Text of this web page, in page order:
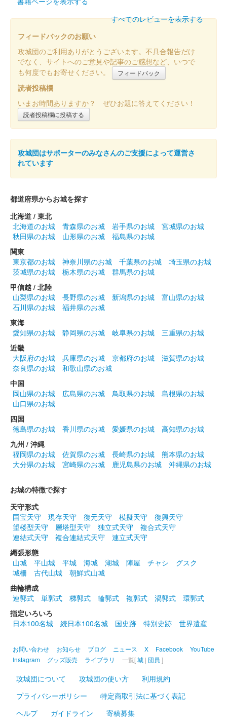
白石城 御城印 東北きりたん 冬版
販売終了
白石城 御城印 東北イタコ 冬版
白石城 御城印
販売終了
白石城 御朱印（登閣記念）
（巳）
販売終了
白石城 御城印
白石城 御城印 令和6年 鬼小十郎まつり記念 城写真版
販売終了
白石城 御城印
販売終了
白石城 御城印
白石城二ノ門に貯蔵しているSASA秋天を白石城歴史探訪ミュー
ジアムで購入すると付いてくる御城印。
白石城 御朱印（登閣記念）
（令和6年）
左右からたくさんの萩が伸びる形になっている。
白石城 御城印
白石城 御城印 東北きりたん 水着版
白石城 御城印 ずんだもん 水着版
すべてのレビューを表示する
フィードバックのお願い
攻城団のご利用ありがとうございます。不具合報告だけ
でなく、サイトへのご意見や記事のご感想など、いつで
も何度でもお寄せください。
フィードバック
読者投稿欄
いまお時間ありますか？ ぜひお題に答えてください！
読者投稿欄に投稿する
攻城団はサポーターのみなさんのご支援によって運営さ
れています
都道府県からお城を探す
北海道 / 東北
北海道のお城
青森県のお城 岩手県のお城
宮城県のお城
秋田県のお城
山形県のお城
福島県のお城
関東
東京都のお城
神奈川県のお城 千葉県のお城
埼玉県のお城
茨城県のお城
栃木県のお城
群馬県のお城
甲信越 / 北陸
山梨県のお城
長野県のお城 新潟県のお城
富山県のお城
石川県のお城
福井県のお城
東海
愛知県のお城
静岡県のお城 岐阜県のお城
三重県のお城
近畿
大阪府のお城
兵庫県のお城 京都府のお城
滋賀県のお城
奈良県のお城
和歌山県のお城
中国
岡山県のお城
広島県のお城 鳥取県のお城
島根県のお城
山口県のお城
四国
徳島県のお城
香川県のお城 愛媛県のお城
高知県のお城
九州 / 沖縄
福岡県のお城
佐賀県のお城 長崎県のお城
熊本県のお城
大分県のお城
宮崎県のお城 鹿児島県のお城 沖縄県のお城
お城の特徴で探す
天守形式
国宝天守
現存天守 復元天守 模擬天守
復興天守
望楼型天守
層塔型天守 独立式天守
複合式天守
連結式天守
複合連結式天守
連立式天守
縄張形態
山城
平山城 平城 海城 湖城 陣屋 チャシ
グスク
城柵
古代山城
朝鮮式山城
曲輪構成
連郭式
単郭式 梯郭式 輪郭式 複郭式 渦郭式
環郭式
指定いろいろ
日本100名城
続日本100名城 国史跡 特別史跡 世界遺産
お問い合わせ お知らせ ブログ ニュース X Facebook
YouTube
Instagram
グッズ販売 ライブラリ 一覧[城 | 団員 ]
攻城団について 攻城団の使い方
利用規約
プライバシーポリシー
特定商取引法に基づく表記
ヘルプ
ガイドライン
寄稿募集